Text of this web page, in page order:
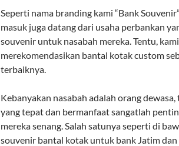
Seperti nama branding kami “Bank
masuk juga datang dari usaha perbankan
souvenir untuk nasabah mereka. Tentu,
merekomendasikan bantal kotak custom
terbaiknya.
Kebanyakan nasabah adalah orang
yang tepat dan bermanfaat sangatlah
mereka senang. Salah satunya seperti di
souvenir bantal kotak untuk bank Jatim dan